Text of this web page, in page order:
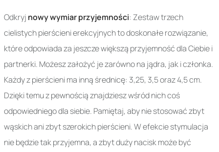
Odkryj nowy wymiar przyjemności: Zestaw trzech
cielistych pierścieni erekcyjnych to doskonałe rozwiązanie,
które odpowiada za jeszcze większą przyjemność dla Ciebie i
partnerki. Możesz założyć je zarówno na jądra, jak i członka.
Każdy z pierścieni ma inną średnicę: 3,25, 3,5 oraz 4,5 cm.
Dzięki temu z pewnością znajdziesz wśród nich coś
odpowiedniego dla siebie. Pamiętaj, aby nie stosować zbyt
wąskich ani zbyt szerokich pierścieni. W efekcie stymulacja
nie będzie tak przyjemna, a zbyt duży nacisk może być